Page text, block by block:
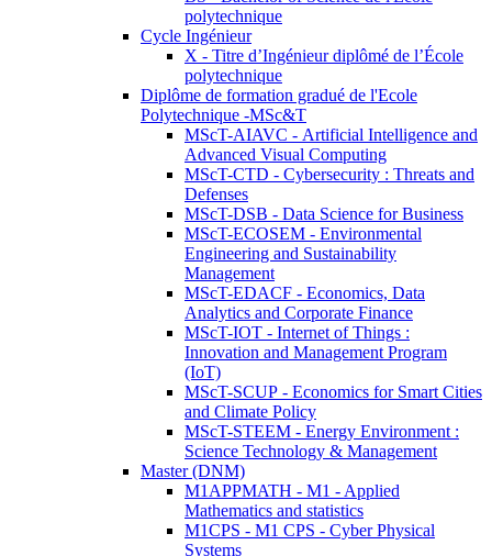
polytechnique
Cycle Ingénieur
X - Titre d’Ingénieur diplômé de l’École
polytechnique
Diplôme de formation gradué de l'Ecole
Polytechnique -MSc&T
MScT-AIAVC - Artificial Intelligence and
Advanced Visual Computing
MScT-CTD - Cybersecurity : Threats and
Defenses
MScT-DSB - Data Science for Business
MScT-ECOSEM - Environmental
Engineering and Sustainability
Management
MScT-EDACF - Economics, Data
Analytics and Corporate Finance
MScT-IOT - Internet of Things :
Innovation and Management Program
(IoT)
MScT-SCUP - Economics for Smart Cities
and Climate Policy
MScT-STEEM - Energy Environment :
Science Technology & Management
Master (DNM)
M1APPMATH - M1 - Applied
Mathematics and statistics
M1CPS - M1 CPS - Cyber Physical
Systems